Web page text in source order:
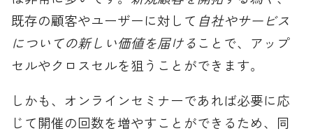
既存の顧客やユーザーに対して 自社やサービス
についての新しい価値を届ける ことで、アップ
セルやクロスセルを狙うことができます。
しかも、オンラインセミナーであれば必要に応
じて開催の回数を増やすことができるため、同